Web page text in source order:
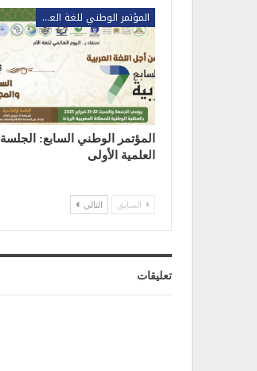
المؤتمر الوطني للغة العربية
المؤتمر الوطني السابع: الجلسة
العلمية الأولى
السابق التالي
تعليقات